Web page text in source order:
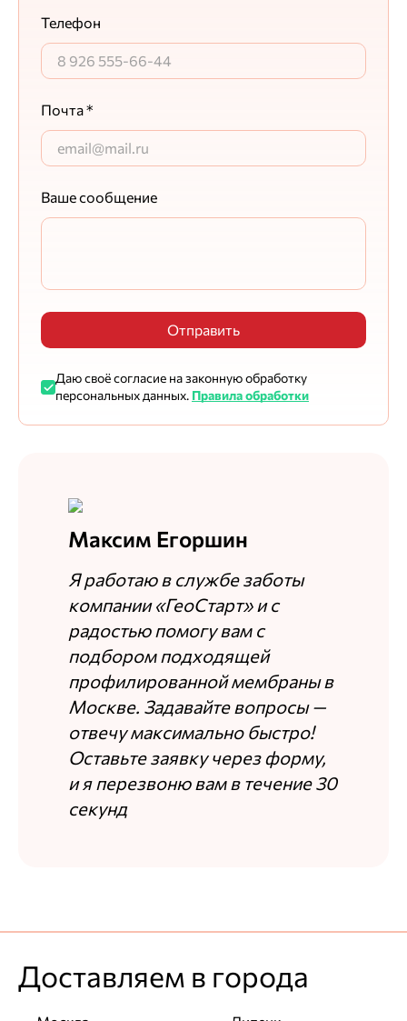
Телефон
Почта *
Ваше сообщение
Отправить
Даю своё согласие на законную обработку
персональных данных. Правила обработки
Максим Егоршин
Я работаю в службе заботы
компании «ГеоСтарт» и с
радостью помогу вам с
подбором подходящей
профилированной мембраны в
Москве. Задавайте вопросы —
отвечу максимально быстро!
Оставьте заявку через форму,
и я перезвоню вам в течение 30
секунд
Доставляем в города